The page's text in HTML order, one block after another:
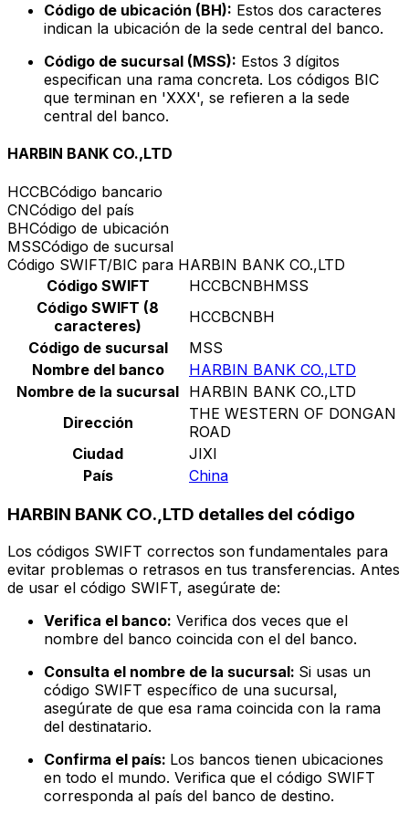
Código de ubicación (BH): Estos dos caracteres
indican la ubicación de la sede central del banco.
Código de sucursal (MSS): Estos 3 dígitos
especifican una rama concreta. Los códigos BIC
que terminan en 'XXX', se refieren a la sede
central del banco.
HARBIN BANK CO.,LTD
HCCBCódigo bancario
CNCódigo del país
BHCódigo de ubicación
MSSCódigo de sucursal
Código SWIFT/BIC para HARBIN BANK CO.,LTD
Código SWIFT
HCCBCNBHMSS
Código SWIFT (8
caracteres)
HCCBCNBH
Código de sucursal
MSS
Nombre del banco
HARBIN BANK CO.,LTD
Nombre de la sucursal HARBIN BANK CO.,LTD
Dirección
THE WESTERN OF DONGAN
ROAD
Ciudad
JIXI
País
China
HARBIN BANK CO.,LTD detalles del código
Los códigos SWIFT correctos son fundamentales para
evitar problemas o retrasos en tus transferencias. Antes
de usar el código SWIFT, asegúrate de:
Verifica el banco: Verifica dos veces que el
nombre del banco coincida con el del banco.
Consulta el nombre de la sucursal: Si usas un
código SWIFT específico de una sucursal,
asegúrate de que esa rama coincida con la rama
del destinatario.
Confirma el país: Los bancos tienen ubicaciones
en todo el mundo. Verifica que el código SWIFT
corresponda al país del banco de destino.